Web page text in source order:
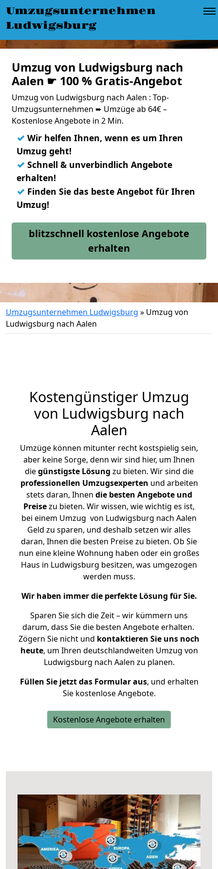
Umzugsunternehmen
Ludwigsburg
Umzug von Ludwigsburg nach
Aalen ☛ 100 % Gratis-Angebot
Umzug von Ludwigsburg nach Aalen : Top-
Umzugsunternehmen ➨ Umzüge ab 64€ –
Kostenlose Angebote in 2 Min.
✓ Wir helfen Ihnen, wenn es um Ihren
Umzug geht!
✓ Schnell & unverbindlich Angebote
erhalten!
✓ Finden Sie das beste Angebot für Ihren
Umzug!
blitzschnell kostenlose Angebote
erhalten
Umzugsunternehmen Ludwigsburg » Umzug von
Ludwigsburg nach Aalen
Kostengünstiger Umzug
von Ludwigsburg nach
Aalen
Umzüge können mitunter recht kostspielig sein,
aber keine Sorge, denn wir sind hier, um Ihnen
diegünstigste Lösung zu bieten. Wir sind die
professionellen Umzugsexperten und arbeiten
stets daran, Ihnen die besten Angebote und
Preisezu bieten. Wir wissen, wie wichtig es ist,
bei einem Umzug von Ludwigsburg nach Aalen
Geld zu sparen, und deshalb setzen wir alles
daran, Ihnen die besten Preise zu bieten. Ob Sie
nun eine kleine Wohnung haben oder ein großes
Haus in Ludwigsburg besitzen, was umgezogen
werden muss.
Wir haben immer die perfekte Lösung für Sie.
Sparen Sie sich die Zeit – wir kümmern uns
darum, dass Sie die besten Angebote erhalten.
Zögern Sie nicht und kontaktieren Sie uns noch
heute, um Ihren deutschlandweiten Umzug von
Ludwigsburg nach Aalen zu planen.
Füllen Sie jetzt das Formular aus, und erhalten
Sie kostenlose Angebote.
Kostenlose Angebote erhalten